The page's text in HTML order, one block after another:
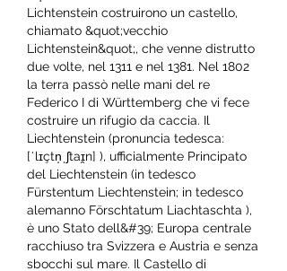
Lichtenstein costruirono un castello,
chiamato &quot;vecchio
Lichtenstein&quot;, che venne distrutto
due volte, nel 1311 e nel 1381. Nel 1802
la terra passò nelle mani del re
Federico I di Württemberg che vi fece
costruire un rifugio da caccia. Il
Liechtenstein (pronuncia tedesca:
[ˈlɪçtn̩ˌʃtaɪ̯n] ), ufficialmente Principato
del Liechtenstein (in tedesco
Fürstentum Liechtenstein; in tedesco
alemanno Förschtatum Liachtaschta ),
è uno Stato dell&#39; Europa centrale
racchiuso tra Svizzera e Austria e senza
sbocchi sul mare. Il Castello di